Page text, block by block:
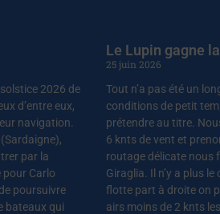
2026 de
d’entre eux,
navigation.
par la
pour Carlo
poursuivre
bateaux qui
Le Lupin gagne
25 juin 2026
Tout n’a pas été un
conditions de petit
prétendre au titre.
6 knts de vent et
routage délicate nous
Giraglia. Il n’y a plus
flotte part à droite on
airs moins de 2 knts